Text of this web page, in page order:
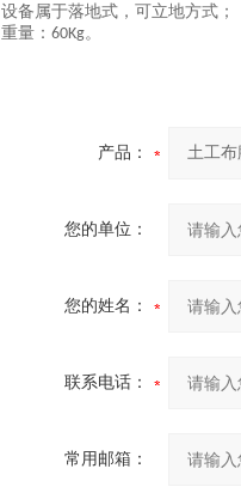
设备属于落地式，可立地方式；
重量： 60Kg。
产品：
您的单位：
您的姓名：
联系电话：
常用邮箱：